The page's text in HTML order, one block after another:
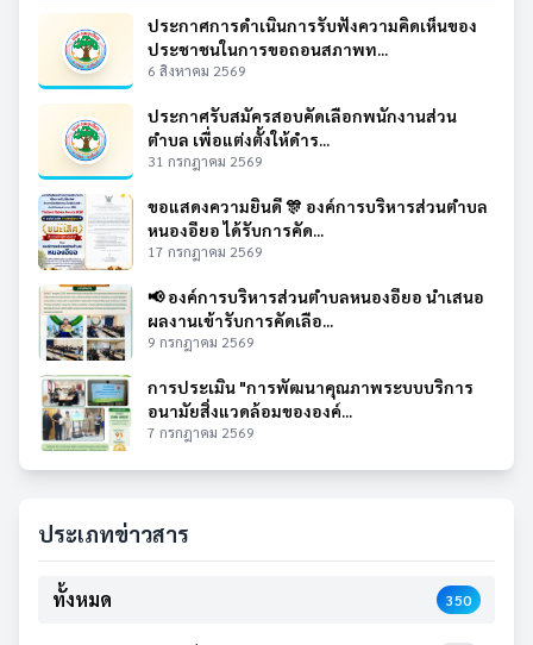
ประกาศการดำเนินการรับฟังความคิดเห็นของ
ประชาชนในการขอถอนสภาพท...
6 สิงหาคม 2569
ประกาศรับสมัครสอบคัดเลือกพนักงานส่วน
ตำบล เพื่อแต่งตั้งให้ดำร...
31 กรกฎาคม 2569
ขอแสดงความยินดี 🎊 องค์การบริหารส่วนตำบล
หนองอียอ ได้รับการคัด...
17 กรกฎาคม 2569
📢 องค์การบริหารส่วนตำบลหนองอียอ นำเสนอ
ผลงานเข้ารับการคัดเลือ...
9 กรกฎาคม 2569
การประเมิน "การพัฒนาคุณภาพระบบบริการ
อนามัยสิ่งแวดล้อมขององค์...
7 กรกฎาคม 2569
ประเภทข่าวสาร
ทั้งหมด 350